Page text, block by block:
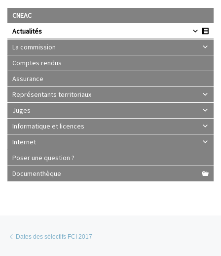
CNEAC
Actualités
La commission
Comptes rendus
Assurance
Représentants territoriaux
Juges
Informatique et licences
Internet
Poser une question ?
Documenthèque
Parcourir les articles
Dates des sélectifs FCI 2017